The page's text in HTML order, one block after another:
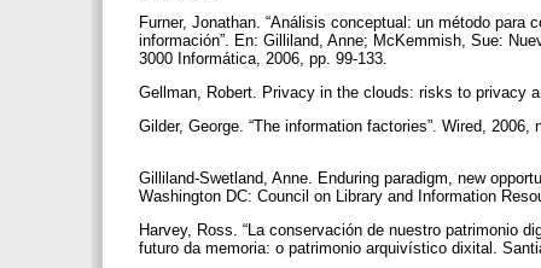
Furner, Jonathan. “Análisis conceptual: un método
información”. En: Gilliland, Anne; McKemmish, Sue:
3000 Informática, 2006, pp. 99-133.
Gellman, Robert. Privacy in the clouds: risks to privacy
Gilder, George. “The information factories”. Wired,
Gilliland-Swetland, Anne. Enduring paradigm, new
Washington DC: Council on Library and Information
Harvey, Ross. “La conservación de nuestro patrimonio
futuro da memoria: o patrimonio arquivístico dixital.